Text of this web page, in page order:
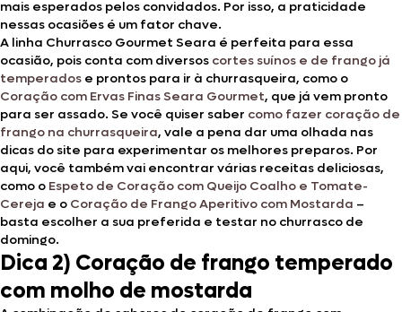
mais esperados pelos convidados. Por isso, a praticidade
nessas ocasiões é um fator chave.
A linha Churrasco Gourmet Seara é perfeita para essa
ocasião, pois conta com diversos cortes suínos e de frango já
temperados e prontos para ir à churrasqueira, como o
Coração com Ervas Finas Seara Gourmet, que já vem pronto
para ser assado. Se você quiser saber como fazer coração de
frango na churrasqueira, vale a pena dar uma olhada nas
dicas do site para experimentar os melhores preparos. Por
aqui, você também vai encontrar várias receitas deliciosas,
como o Espeto de Coração com Queijo Coalho e Tomate-
Cereja e o Coração de Frango Aperitivo com Mostarda –
basta escolher a sua preferida e testar no churrasco de
domingo.
Dica 2) Coração de frango temperado
com molho de mostarda